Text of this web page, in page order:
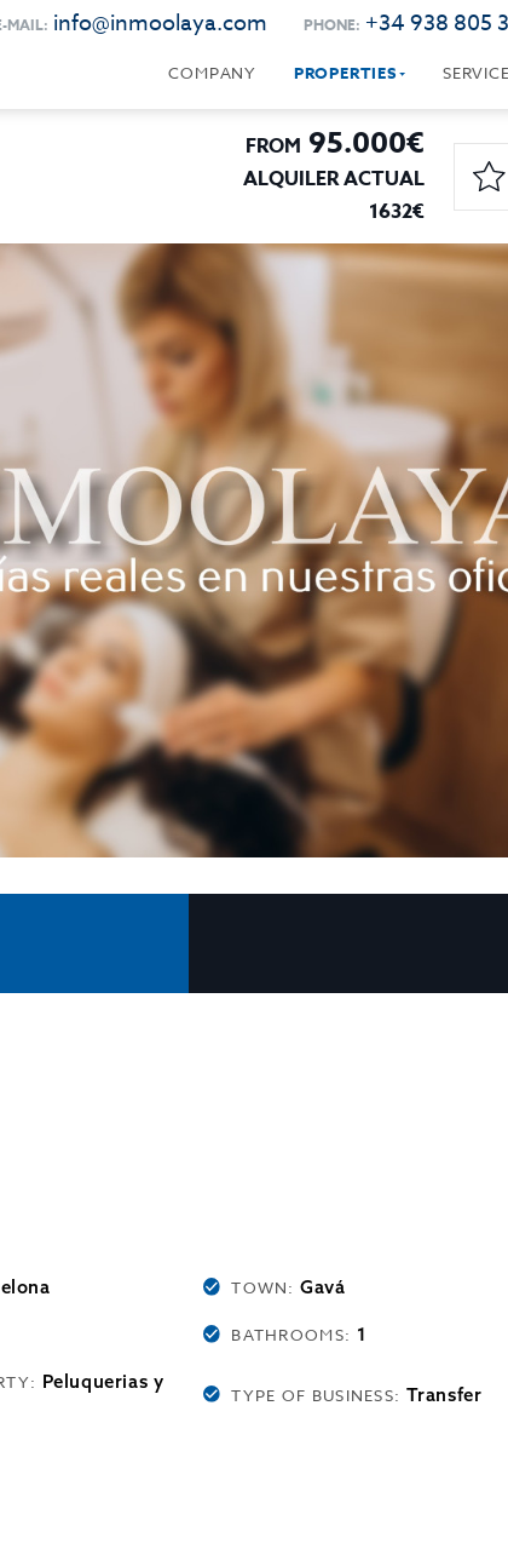
MAIL: info@inmoolaya.com PHONE: +34 938 805
COMPANY PROPERTIES
FROM 95.000€
ALQUILER ACTUAL
1632€
TOWN:Gavá
BATHROOMS: 1
Peluquerias y
TYPE OF BUSINESS: Transfer